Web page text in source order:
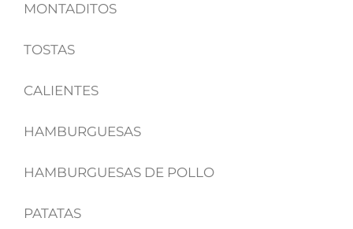
MONTADITOS
TOSTAS
CALIENTES
HAMBURGUESAS
HAMBURGUESAS DE POLLO
PATATAS